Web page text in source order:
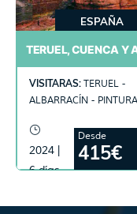
ESPAÑA
VISITARAS: TERUEL -
ALBARRACÍN -
RODENO - CUENCA - LA
CIUDAD ENCANTADA -
MUSEO MINERO DE
2024 |
6 días
Desde
415€